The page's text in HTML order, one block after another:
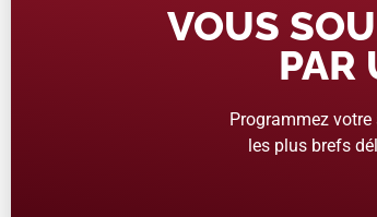
VOUS
PAR
Programmez
les plus brefs